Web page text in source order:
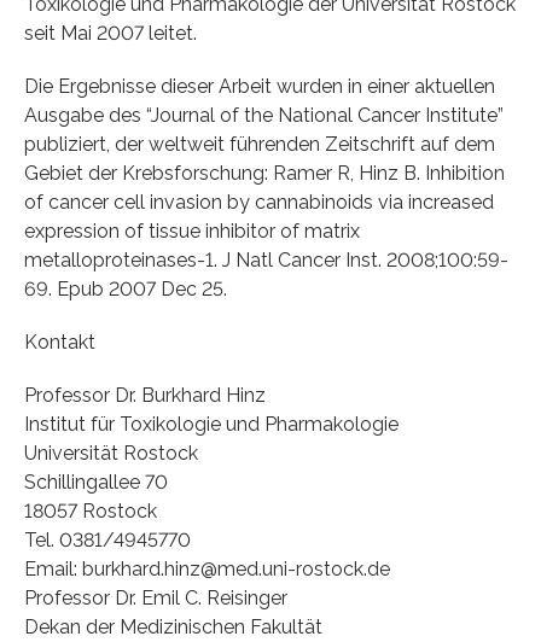
seit Mai 2007 leitet.
Die Ergebnisse dieser Arbeit wurden in einer aktuellen
Ausgabe des “Journal of the National Cancer Institute”
publiziert, der weltweit führenden Zeitschrift auf dem
Gebiet der Krebsforschung: Ramer R, Hinz B. Inhibition
of cancer cell invasion by cannabinoids via increased
expression of tissue inhibitor of matrix
metalloproteinases-1. J Natl Cancer Inst. 2008;100:59-
69. Epub 2007 Dec 25.
Kontakt
Professor Dr. Burkhard Hinz
Institut für Toxikologie und Pharmakologie
Universität Rostock
Schillingallee 70
18057 Rostock
Tel. 0381/4945770
Email: burkhard.hinz@med.uni-rostock.de
Professor Dr. Emil C. Reisinger
Dekan der Medizinischen Fakultät